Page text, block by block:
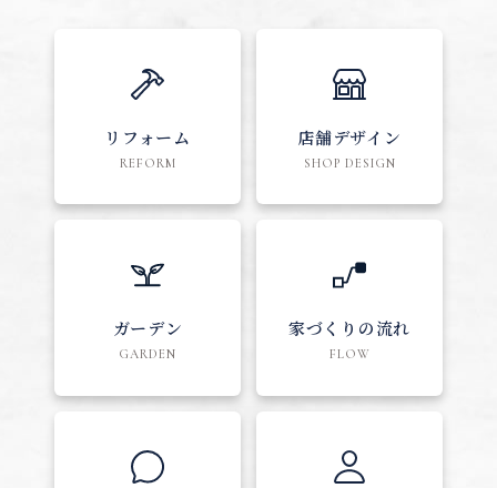
リフォーム
REFORM
店舗デザイン
SHOP DESIGN
ガーデン
GARDEN
家づくりの流れ
FLOW